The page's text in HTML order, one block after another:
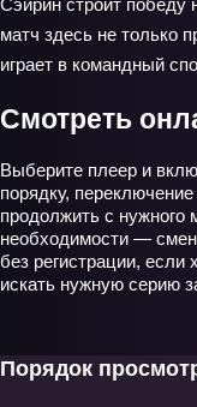
Сэйрин строит победу
матч здесь не только
играет в командный
Смотреть
Выберите плеер и
порядку,
продолжить с нужного
необходимости —
без регистрации, если
искать нужную серию
Порядок